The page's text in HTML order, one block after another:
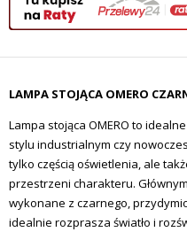
LAMPA STOJĄCA OMERO
Lampa stojąca OMERO to
stylu industrialnym czy
tylko częścią oświetlenia, ale
przestrzeni charakteru.
wykonane z czarnego,
idealnie rozprasza światło i